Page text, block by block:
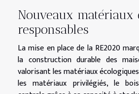
Nouveaux matériaux
responsables
La mise en place de la RE2020
la construction durable des
valorisant les matériaux
les matériaux privilégiés, le